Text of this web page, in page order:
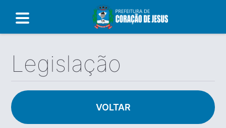
Legislação
VOLTAR